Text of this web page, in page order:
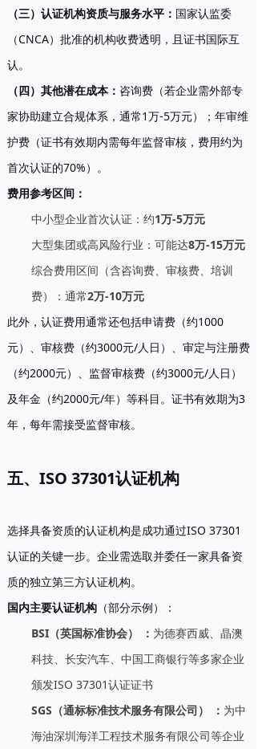
（三）认证机构资质与服务水平 ： 国家认监委
（CNCA）批准的机构收费透明，且证书国际互
认。
（四）其他潜在成本： 咨询费（若企业需外部专
家协助建立合规体系，通常1万-5万元）；年审维
护费（证书有效期内需每年监督审核，费用约为
首次认证的70%）。
费用参考区间 ：
中小型企业首次认证：约1万-5万元
大型集团或高风险行业：可能达8万-15万元
综合费用区间（含咨询费、审核费、培训
费）：通常2万-10万元
此外，认证费用通常还包括申请费（约1000
元）、审核费（约3000元/人日）、审定与注册费
（约2000元）、监督审核费（约3000元/人日）
及年金（约2000元/年）等科目。证书有效期为3
年，每年需接受监督审核。
五、ISO 37301认证机构
选择具备资质的认证机构是成功通过ISO 37301
认证的关键一步。企业需选取并委任一家具备资
质的独立第三方认证机构。
国内主要认证机构 （部分示例）：
BSI（英国标准协会）
： 为德赛西威、晶澳
科技、长安汽车、中国工商银行等多家企业
颁发ISO 37301认证证书
SGS（通标标准技术服务有限公司）
： 为中
海油深圳海洋工程技术服务有限公司等企业